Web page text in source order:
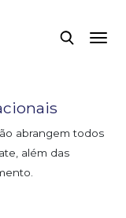
abrangem todos
além das